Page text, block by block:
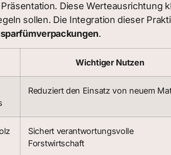
Diese Werteausrichtung
sollen. Die Integration dieser
.
Wichtiger Nutzen
Reduziert den Einsatz von neuem
Sichert verantwortungsvolle
Forstwirtschaft